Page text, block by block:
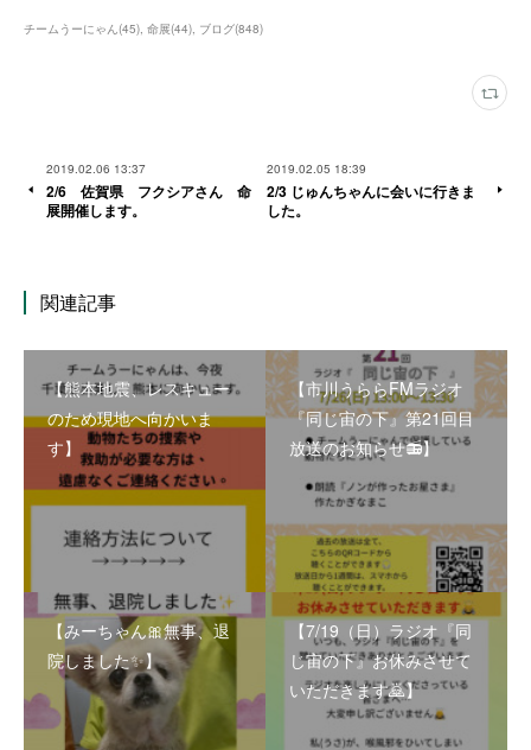
チームうーにゃん(45) 命展(44) ブログ(848)
2019.02.06 13:37
2/6 佐賀県 フクシアさん 命
展開催します。
2019.02.05 18:39
2/3 じゅんちゃんに会いに行きま
した。
関連記事
【熊本地震、レスキュー
のため現地へ向かいま
す】
【市川うららFMラジオ
『同じ宙の下』第21回目
放送のお知らせ📻】
【みーちゃん🎀無事、退
院しました✨】
【7/19（日）ラジオ『同
じ宙の下』お休みさせて
いただきます🙇】